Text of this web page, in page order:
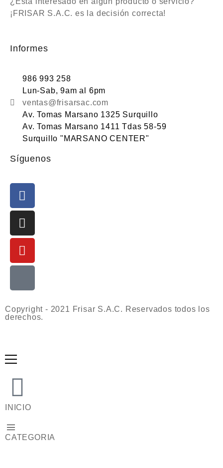
¡FRISAR S.A.C. es la decisión correcta!
Informes
986 993 258
Lun-Sab, 9am al 6pm
ventas@frisarsac.com
Av. Tomas Marsano 1325 Surquillo
Av. Tomas Marsano 1411 Tdas 58-59
Surquillo "MARSANO CENTER"
Síguenos
Copyright - 2021 Frisar S.A.C. Reservados todos los
derechos.
INICIO
CATEGORIA